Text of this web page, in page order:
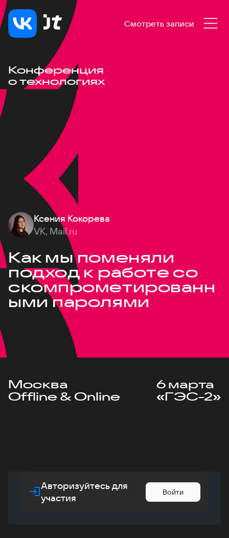
Смотреть записи
Конференция
о технологиях
Ксения Кокорева
VK, Mail.ru
Как мы поменяли
подход к работе со
скомпрометированн
ыми паролями
Москва
Offline & Online
6 марта
«ГЭС-2»
Авторизуйтесь для
участия
Войти